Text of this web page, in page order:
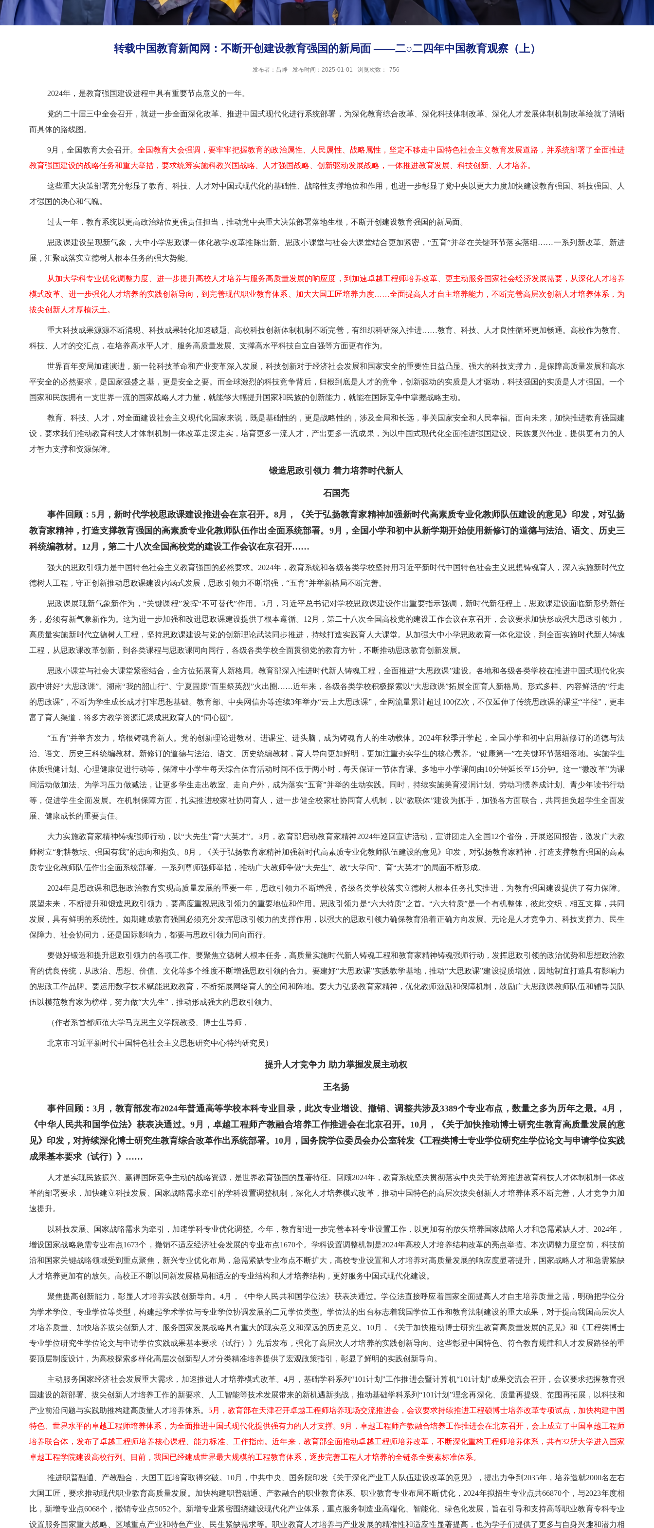
转载中国教育新闻网：不断开创建设教育强国的新局面 ——二○二四年中国教育观察（上）
发布者：吕峥 发布时间：2025-01-01 浏览次数： 756
2024年，是教育强国建设进程中具有重要节点意义的一年。
党的二十届三中全会召开，就进一步全面深化改革、推进中国式现代化进行系统部署，为深化教育综合改革、深化科技体制改革、深化人才发展体制机制改革绘就了清晰
而具体的路线图。
9月，全国教育大会召开。 全国教育大会强调，要牢牢把握教育的政治属性、人民属性、战略属性，坚定不移走中国特色社会主义教育发展道路，并系统部署了全面推进
教育强国建设的战略任务和重大举措，要求统筹实施科教兴国战略、人才强国战略、创新驱动发展战略，一体推进教育发展、科技创新、人才培养。
这些重大决策部署充分彰显了教育、科技、人才对中国式现代化的基础性、战略性支撑地位和作用，也进一步彰显了党中央以更大力度加快建设教育强国、科技强国、人
才强国的决心和气魄。
过去一年，教育系统以更高政治站位更强责任担当，推动党中央重大决策部署落地生根，不断开创建设教育强国的新局面。
思政课建设呈现新气象，大中小学思政课一体化教学改革推陈出新、思政小课堂与社会大课堂结合更加紧密，“五育”并举在关键环节落实落细……一系列新改革、新进
展，汇聚成落实立德树人根本任务的强大势能。
从加大学科专业优化调整力度、进一步提升高校人才培养与服务高质量发展的响应度，到加速卓越工程师培养改革、更主动服务国家社会经济发展需要，从深化人才培养
模式改革、进一步强化人才培养的实践创新导向，到完善现代职业教育体系、加大大国工匠培养力度……全面提高人才自主培养能力，不断完善高层次创新人才培养体系，为
拔尖创新人才厚植沃土。
重大科技成果源源不断涌现、科技成果转化加速破题、高校科技创新体制机制不断完善，有组织科研深入推进……教育、科技、人才良性循环更加畅通。高校作为教育、
科技、人才的交汇点，在培养高水平人才、服务高质量发展、支撑高水平科技自立自强等方面更有作为。
世界百年变局加速演进，新一轮科技革命和产业变革深入发展，科技创新对于经济社会发展和国家安全的重要性日益凸显。强大的科技支撑力，是保障高质量发展和高水
平安全的必然要求，是国家强盛之基，更是安全之要。而全球激烈的科技竞争背后，归根到底是人才的竞争，创新驱动的实质是人才驱动，科技强国的实质是人才强国。一个
国家和民族拥有一支世界一流的国家战略人才力量，就能够大幅提升国家和民族的创新能力，就能在国际竞争中掌握战略主动。
教育、科技、人才，对全面建设社会主义现代化国家来说，既是基础性的，更是战略性的，涉及全局和长远，事关国家安全和人民幸福。面向未来，加快推进教育强国建
设，要求我们推动教育科技人才体制机制一体改革走深走实，培育更多一流人才，产出更多一流成果，为以中国式现代化全面推进强国建设、民族复兴伟业，提供更有力的人
才智力支撑和资源保障。
锻造思政引领力 着力培养时代新人
石国亮
事件回顾：5月，新时代学校思政课建设推进会在京召开。8月，《关于弘扬教育家精神加强新时代高素质专业化教师队伍建设的意见》印发，对弘扬
教育家精神，打造支撑教育强国的高素质专业化教师队伍作出全面系统部署。9月，全国小学和初中从新学期开始使用新修订的道德与法治、语文、历史三
科统编教材。12月，第二十八次全国高校党的建设工作会议在京召开……
强大的思政引领力是中国特色社会主义教育强国的必然要求。2024年，教育系统和各级各类学校坚持用习近平新时代中国特色社会主义思想铸魂育人，深入实施新时代立
德树人工程，守正创新推动思政课建设内涵式发展，思政引领力不断增强，“五育”并举新格局不断完善。
思政课展现新气象新作为，“关键课程”发挥“不可替代”作用。5月，习近平总书记对学校思政课建设作出重要指示强调，新时代新征程上，思政课建设面临新形势新任
务，必须有新气象新作为。这为进一步加强和改进思政课建设提供了根本遵循。12月，第二十八次全国高校党的建设工作会议在京召开，会议要求加快形成强大思政引领力，
高质量实施新时代立德树人工程，坚持思政课建设与党的创新理论武装同步推进，持续打造实践育人大课堂。从加强大中小学思政教育一体化建设，到全面实施时代新人铸魂
工程，从思政课改革创新，到各类课程与思政课同向同行，各级各类学校全面贯彻党的教育方针，不断推动思政教育创新发展。
思政小课堂与社会大课堂紧密结合，全方位拓展育人新格局。教育部深入推进时代新人铸魂工程，全面推进“大思政课”建设。各地和各级各类学校在推进中国式现代化实
践中讲好“大思政课”。湖南“我的韶山行”、宁夏固原“百里祭英烈”火出圈……近年来，各级各类学校积极探索以“大思政课”拓展全面育人新格局。形式多样、内容鲜活的“行走
的思政课”，不断为学生成长成才打牢思想基础。教育部、中央网信办等连续3年举办“云上大思政课”，全网流量累计超过100亿次，不仅延伸了传统思政课的课堂“半径”，更丰
富了育人渠道，将多方教学资源汇聚成思政育人的“同心圆”。
“五育”并举齐发力，培根铸魂育新人。党的创新理论进教材、进课堂、进头脑，成为铸魂育人的生动载体。2024年秋季开学起，全国小学和初中启用新修订的道德与法
治、语文、历史三科统编教材。新修订的道德与法治、语文、历史统编教材，育人导向更加鲜明，更加注重夯实学生的核心素养。“健康第一”在关键环节落细落地。实施学生
体质强健计划、心理健康促进行动等，保障中小学生每天综合体育活动时间不低于两小时，每天保证一节体育课。多地中小学课间由10分钟延长至15分钟。这一“微改革”为课
间活动做加法、为学习压力做减法，让更多学生走出教室、走向户外，成为落实“五育”并举的生动实践。同时，持续实施美育浸润计划、劳动习惯养成计划、青少年读书行动
等，促进学生全面发展。在机制保障方面，扎实推进校家社协同育人，进一步健全校家社协同育人机制，以“教联体”建设为抓手，加强各方面联合，共同担负起学生全面发
展、健康成长的重要责任。
大力实施教育家精神铸魂强师行动，以“大先生”育“大英才”。3月，教育部启动教育家精神2024年巡回宣讲活动，宣讲团走入全国12个省份，开展巡回报告，激发广大教
师树立“躬耕教坛、强国有我”的志向和抱负。8月，《关于弘扬教育家精神加强新时代高素质专业化教师队伍建设的意见》印发，对弘扬教育家精神，打造支撑教育强国的高素
质专业化教师队伍作出全面系统部署。一系列尊师强师举措，推动广大教师争做“大先生”、教“大学问”、育“大英才”的局面不断形成。
2024年是思政课和思想政治教育实现高质量发展的重要一年，思政引领力不断增强，各级各类学校落实立德树人根本任务扎实推进，为教育强国建设提供了有力保障。
展望未来，不断提升和锻造思政引领力，要高度重视思政引领力的重要地位和作用。思政引领力是“六大特质”之首。“六大特质”是一个有机整体，彼此交织，相互支撑，共同
发展，具有鲜明的系统性。如期建成教育强国必须充分发挥思政引领力的支撑作用，以强大的思政引领力确保教育沿着正确方向发展。无论是人才竞争力、科技支撑力、民生
保障力、社会协同力，还是国际影响力，都要与思政引领力同向而行。
要做好锻造和提升思政引领力的各项工作。要聚焦立德树人根本任务，高质量实施时代新人铸魂工程和教育家精神铸魂强师行动，发挥思政引领的政治优势和思想政治教
育的优良传统，从政治、思想、价值、文化等多个维度不断增强思政引领的合力。要建好“大思政课”实践教学基地，推动“大思政课”建设提质增效，因地制宜打造具有影响力
的思政工作品牌。要运用数字技术赋能思政教育，不断拓展网络育人的空间和阵地。要大力弘扬教育家精神，优化教师激励和保障机制，鼓励广大思政课教师队伍和辅导员队
伍以模范教育家为榜样，努力做“大先生”，推动形成强大的思政引领力。
（作者系首都师范大学马克思主义学院教授、博士生导师，
北京市习近平新时代中国特色社会主义思想研究中心特约研究员）
提升人才竞争力 助力掌握发展主动权
王名扬
事件回顾：3月，教育部发布2024年普通高等学校本科专业目录，此次专业增设、撤销、调整共涉及3389个专业布点，数量之多为历年之最。4月，
《中华人民共和国学位法》获表决通过。9月，卓越工程师产教融合培养工作推进会在北京召开。10月，《关于加快推动博士研究生教育高质量发展的意
见》印发，对持续深化博士研究生教育综合改革作出系统部署。10月，国务院学位委员会办公室转发《工程类博士专业学位研究生学位论文与申请学位实践
成果基本要求（试行）》……
人才是实现民族振兴、赢得国际竞争主动的战略资源，是世界教育强国的显著特征。回顾2024年，教育系统坚决贯彻落实中央关于统筹推进教育科技人才体制机制一体改
革的部署要求，加快建立科技发展、国家战略需求牵引的学科设置调整机制，深化人才培养模式改革，推动中国特色的高层次拔尖创新人才培养体系不断完善，人才竞争力加
速提升。
以科技发展、国家战略需求为牵引，加速学科专业优化调整。今年，教育部进一步完善本科专业设置工作，以更加有的放矢培养国家战略人才和急需紧缺人才。2024年，
增设国家战略急需专业布点1673个，撤销不适应经济社会发展的专业布点1670个。学科设置调整机制是2024年高校人才培养结构改革的亮点举措。本次调整力度空前，科技前
沿和国家关键战略领域受到重点聚焦，新兴专业优化布局，急需紧缺专业布点不断扩大，高校专业设置和人才培养对高质量发展的响应度显著提升，国家战略人才和急需紧缺
人才培养更加有的放矢。高校正不断以同新发展格局相适应的专业结构和人才培养结构，更好服务中国式现代化建设。
聚焦提高创新能力，彰显人才培养实践创新导向。4月，《中华人民共和国学位法》获表决通过。学位法直接呼应着国家全面提高人才自主培养质量之需，明确把学位分
为学术学位、专业学位等类型，构建起学术学位与专业学位协调发展的二元学位类型。学位法的出台标志着我国学位工作和教育法制建设的重大成果，对于提高我国高层次人
才培养质量、加快培养拔尖创新人才、服务国家发展战略具有重大的现实意义和深远的历史意义。10月，《关于加快推动博士研究生教育高质量发展的意见》和《工程类博士
专业学位研究生学位论文与申请学位实践成果基本要求（试行）》先后发布，强化了高层次人才培养的实践创新导向。这些彰显中国特色、符合教育规律和人才发展路径的重
要顶层制度设计，为高校探索多样化高层次创新型人才分类精准培养提供了宏观政策指引，彰显了鲜明的实践创新导向。
主动服务国家经济社会发展重大需求，加速推进人才培养模式改革。4月，基础学科系列“101计划”工作推进会暨计算机“101计划”成果交流会召开，会议要求把握教育强
国建设的新部署、拔尖创新人才培养工作的新要求、人工智能等技术发展带来的新机遇新挑战，推动基础学科系列“101计划”理念再深化、质量再提级、范围再拓展，以科技和
产业前沿问题与实践助推构建高质量人才培养体系。 5月，教育部在天津召开卓越工程师培养现场交流推进会，会议要求持续推进工程硕博士培养改革专项试点，加快构建中国
特色、世界水平的卓越工程师培养体系，为全面推进中国式现代化提供强有力的人才支撑。9月，卓越工程师产教融合培养工作推进会在北京召开，会上成立了中国卓越工程师
培养联合体，发布了卓越工程师培养核心课程、能力标准、工作指南。近年来，教育部全面推动卓越工程师培养改革，不断深化重构工程师培养体系，共有32所大学进入国家
卓越工程学院建设高校行列。目前，我国已经建成世界最大规模的工程教育体系，逐步完善工程人才培养的全链条全要素标准体系。
推进职普融通、产教融合，大国工匠培育取得突破。10月，中共中央、国务院印发《关于深化产业工人队伍建设改革的意见》，提出力争到2035年，培养造就2000名左右
大国工匠，要求推动现代职业教育高质量发展。加快构建职普融通、产教融合的职业教育体系。职业教育专业布局不断优化，2024年拟招生专业点共66870个，与2023年度相
比，新增专业点6068个，撤销专业点5052个。新增专业紧密围绕建设现代化产业体系，重点服务制造业高端化、智能化、绿色化发展，旨在引导和支持高等职业教育专科专业
设置服务国家重大战略、区域重点产业和特色产业、民生紧缺需求等。职业教育人才培养与产业发展的精准性和适应性显著提高，也为学子们提供了更多与自身兴趣和潜力相